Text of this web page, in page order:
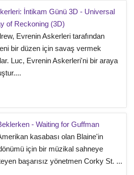
İntikam Günü 3D - Universal
of Reckoning (3D)
Evrenin Askerleri tarafından
bir düzen için savaş vermek
Luc, Evrenin Askerleri'ni bir araya
- Waiting for Guffman
kasabası olan Blaine'in
için bir müzikal sahneye
başarısız yönetmen Corky St. ...